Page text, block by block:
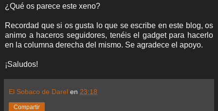
¿Qué os parece este xeno?
Recordad que si os gusta lo que se escribe en este blog, os
animo a haceros seguidores, tenéis el gadget para hacerlo
en la columna derecha del mismo. Se agradece el apoyo.
¡Saludos!
El Sobaco de Darel en 23:18
Compartir